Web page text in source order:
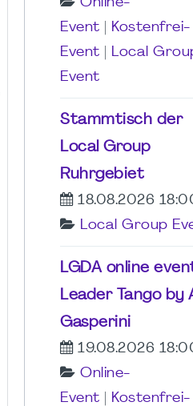
Online-
Event
Kostenfrei-
Event
Local
Event
Stammtisch der
Local Group
Ruhrgebiet
18.08.2026
Local Group
LGDA online
Leader Tango by
Gasperini
19.08.2026
Online-
Event
Kostenfrei-